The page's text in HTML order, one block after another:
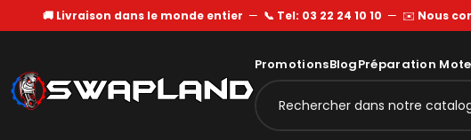
🚚 Livraison dans le monde entier — 📞 Tel: 03 22 24 10 10 — ✉️ Nous
PromotionsBlogPréparation